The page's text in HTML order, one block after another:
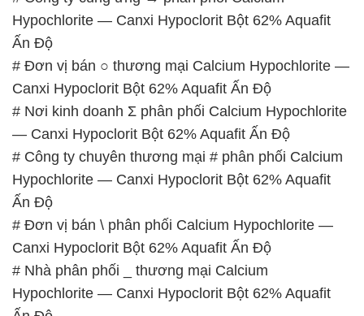
# Nơi kinh doanh Σ phân phối Calcium Hypochlorite
— Canxi Hypoclorit Bột 62% Aquafit Ấn Độ
# Công ty chuyên thương mại # phân phối Calcium
Hypochlorite — Canxi Hypoclorit Bột 62% Aquafit
Ấn Độ
# Đơn vị bán \ phân phối Calcium Hypochlorite —
Canxi Hypoclorit Bột 62% Aquafit Ấn Độ
# Nhà phân phối _ thương mại Calcium
Hypochlorite — Canxi Hypoclorit Bột 62% Aquafit
Ấn Độ
📞PHÒNG KINH DOANH – CÔNG TY HÓA CHẤT
ĐẮC TRƯỜNG PHÁT 🌐